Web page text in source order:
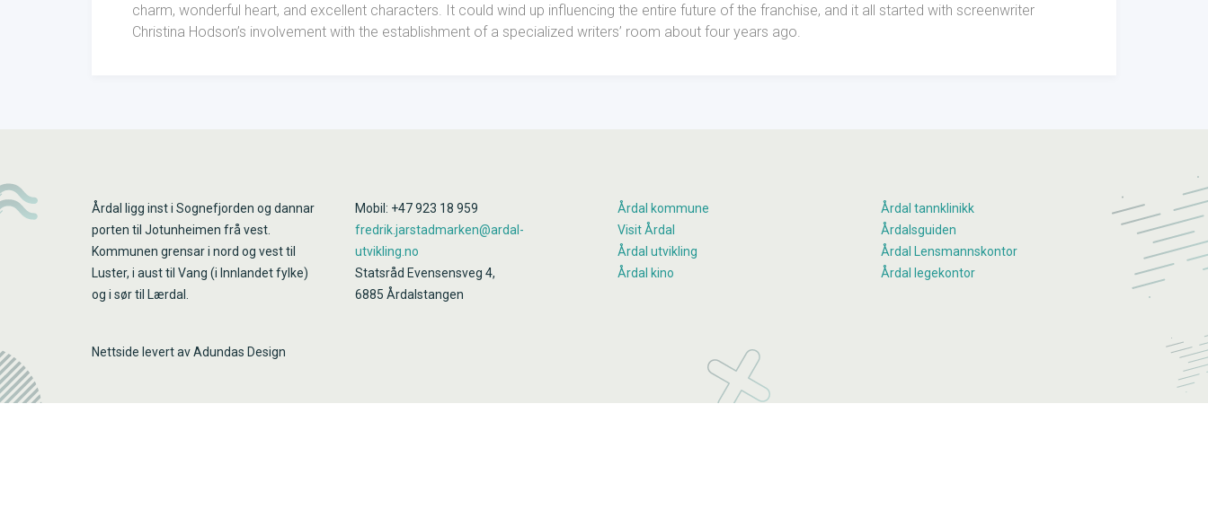
charm, wonderful heart, and excellent characters. It could wind up influencing the entire future of the franchise, and it all started with screenwriter
Christina Hodson’s involvement with the establishment of a specialized writers’ room about four years ago.
Årdal ligg inst i Sognefjorden og dannar
porten til Jotunheimen frå vest.
Kommunen grensar i nord og vest til
Luster, i aust til Vang (i Innlandet fylke)
og i sør til Lærdal.
Nettside levert av Adundas Design
Mobil: +47 923 18 959
fredrik.jarstadmarken@ardal-
utvikling.no
Statsråd Evensensveg 4,
6885 Årdalstangen
Årdal kommune
Visit Årdal
Årdal utvikling
Årdal kino
Årdal tannklinikk
Årdalsguiden
Årdal Lensmannskontor
Årdal legekontor